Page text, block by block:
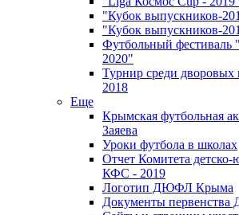
"Кубок выпускников-
"Кубок выпускников-
Футбольный фестиваль
2020"
Турнир среди дворовых
2018
Еще
Крымская футбольная
Заяева
Уроки футбола в школах
Отчет Комитета
КФС - 2019
Логотип ДЮФЛ Крыма
Документы